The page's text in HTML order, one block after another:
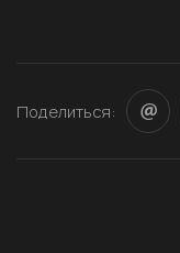
Поделиться: